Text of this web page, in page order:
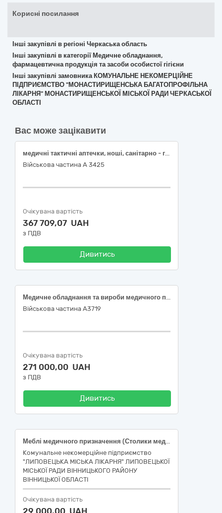
Корисні посилання
Інші закупівлі в регіоні Черкаська область
Інші закупівлі в категорії Медичне обладнання,
фармацевтична продукція та засоби особистої гігієни
Інші закупівлі замовника КОМУНАЛЬНЕ НЕКОМЕРЦІЙНЕ
ПІДПРИЄМСТВО "МОНАСТИРИЩЕНСЬКА БАГАТОПРОФІЛЬНА
ЛІКАРНЯ" МОНАСТИРИЩЕНСЬКОЇ МІСЬКОЇ РАДИ ЧЕРКАСЬКОЇ
ОБЛАСТІ
Вас може зацікавити
медичні тактичні аптечки, ноші, санітарно - гігієнічні засоби
Військова частина А 3425
Очікувана вартість
367 709,07 UAH
з ПДВ
Дивитись
Медичне обладнання та вироби медичного призначення різні
Військова частина А3719
Очікувана вартість
271 000,00 UAH
з ПДВ
Дивитись
Меблі медичного призначення (Столики медичні -НК 024:2023: 13959 – Стіл для хірургічних інструментів , матрац протипролежневийНК 024:2023: 47478 — комплект: матрац + компресор (протипролежнева система).
Комунальне некомерційне підприємство
"ЛИПОВЕЦЬКА МІСЬКА ЛІКАРНЯ" ЛИПОВЕЦЬКОЇ
МІСЬКОЇ РАДИ ВІННИЦЬКОГО РАЙОНУ
ВІННИЦЬКОЇ ОБЛАСТІ
Очікувана вартість
29 000,00 UAH